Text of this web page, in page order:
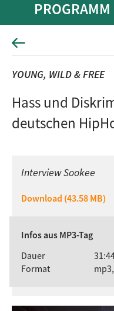
PROGRAMM
YOUNG, WILD & FREE
Hass und
deutschen
Interview Sookee
Download (43.58 MB)
Infos aus MP3-Tag
Dauer
Format